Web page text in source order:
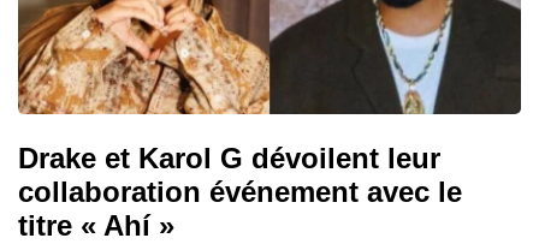
Drake et Karol G dévoilent leur
collaboration événement avec le
titre « Ahí »